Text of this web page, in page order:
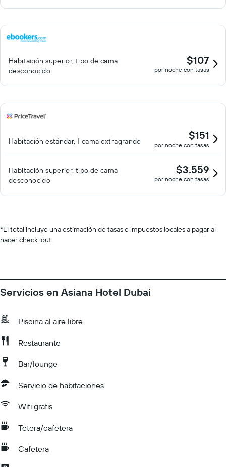
Habitación superior, tipo de cama
desconocido
$107
por noche con tasas
Habitación estándar, 1 cama extragrande $151
por noche con tasas
Habitación superior, tipo de cama
desconocido
$3.559
por noche con tasas
*El total incluye una estimación de tasas e impuestos locales a pagar al
hacer check-out.
Servicios en Asiana Hotel Dubai
Piscina al aire libre
Restaurante
Bar/lounge
Servicio de habitaciones
Wifi gratis
Tetera/cafetera
Cafetera